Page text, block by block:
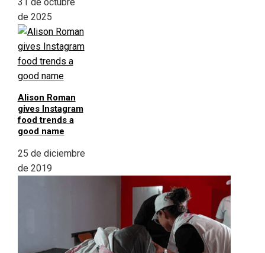
de 2025
Alison Roman
gives Instagram
food trends a
good name
25 de diciembre
de 2019